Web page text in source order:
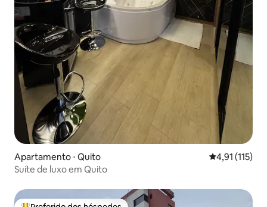
Apartamento ⋅ Quito 4,91 de uma
4,91 (115)
Suíte de luxo em Quito